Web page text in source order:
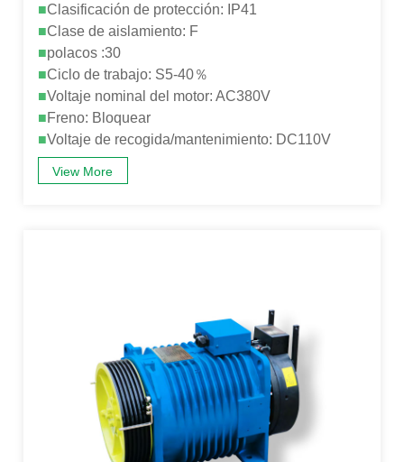
■Clasificación de protección: IP41
■Clase de aislamiento: F
■polacos :30
■Ciclo de trabajo: S5-40％
■Voltaje nominal del motor: AC380V
■Freno: Bloquear
■Voltaje de recogida/mantenimiento: DC110V
View More